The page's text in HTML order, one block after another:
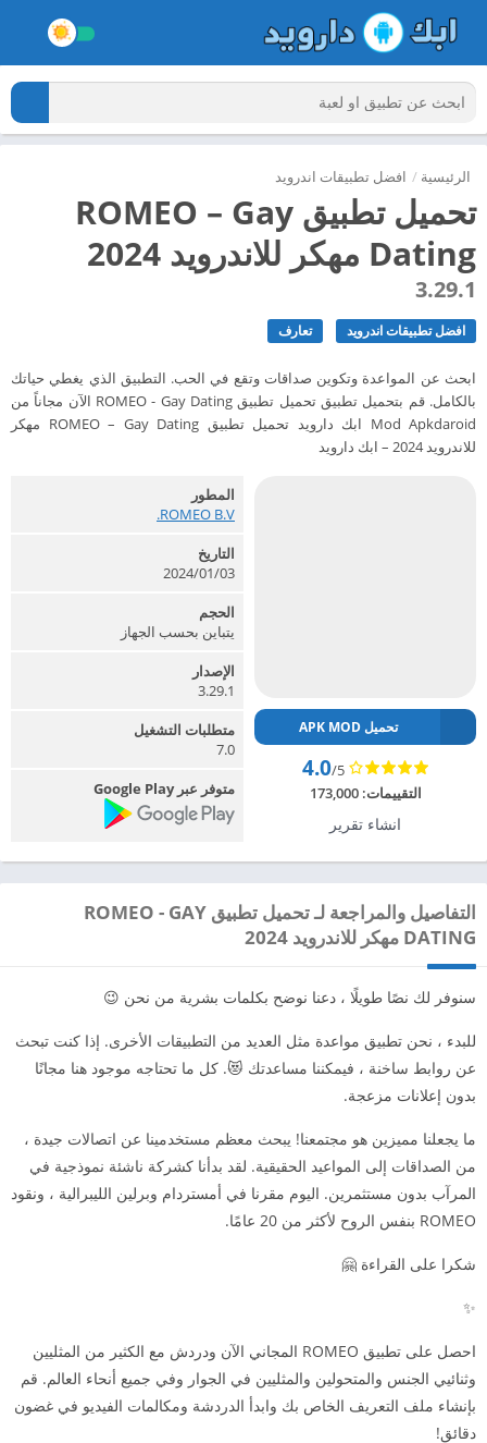
الرئيسية / افضل تطبيقات اندرويد
تحميل تطبيق ROMEO – Gay
Dating مهكر للاندرويد 2024
3.29.1
افضل تطبيقات اندرويد تعارف
ابحث عن المواعدة وتكوين صداقات وتقع في الحب. التطبيق الذي يغطي حياتك
بالكامل. قم بتحميل تطبيق تحميل تطبيق ROMEO - Gay Dating الآن مجاناً من
Mod Apkdaroid ابك دارويد تحميل تطبيق ROMEO – Gay Dating مهكر
للاندرويد 2024 – ابك دارويد
تحميل APK MOD
4.0/5
التقييمات:173,000
انشاء تقرير
المطور
ROMEO B.V.‏
التاريخ
2024/01/03
الحجم
يتباين بحسب الجهاز
الإصدار
3.29.1
متطلبات التشغيل
7.0
متوفر عبر Google Play
التفاصيل والمراجعة لـ تحميل تطبيق ROMEO - GAY
DATING مهكر للاندرويد 2024
سنوفر لك نصًا طويلًا ، دعنا نوضح بكلمات بشرية من نحن 😉
للبدء ، نحن تطبيق مواعدة مثل العديد من التطبيقات الأخرى. إذا كنت تبحث
عن روابط ساخنة ، فيمكننا مساعدتك 😻. كل ما تحتاجه موجود هنا مجانًا
بدون إعلانات مزعجة.
ما يجعلنا مميزين هو مجتمعنا! يبحث معظم مستخدمينا عن اتصالات جيدة ،
من الصداقات إلى المواعيد الحقيقية. لقد بدأنا كشركة ناشئة نموذجية في
المرآب بدون مستثمرين. اليوم مقرنا في أمستردام وبرلين الليبرالية ، ونقود
ROMEO بنفس الروح لأكثر من 20 عامًا.
شكرا على القراءة 🤗
✨
احصل على تطبيق ROMEO المجاني الآن ودردش مع الكثير من المثليين
وثنائيي الجنس والمتحولين والمثليين في الجوار وفي جميع أنحاء العالم. قم
بإنشاء ملف التعريف الخاص بك وابدأ الدردشة ومكالمات الفيديو في غضون
دقائق!